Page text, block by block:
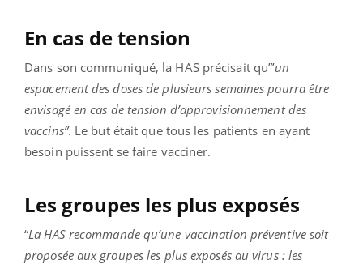
En cas de tension
Dans son communiqué, la HAS précisait qu”’un
espacement des doses de plusieurs semaines pourra être
envisagé en cas de tension d’approvisionnement des
vaccins”. Le but était que tous les patients en ayant
besoin puissent se faire vacciner.
Les groupes les plus exposés
“La HAS recommande qu’une vaccination préventive soit
proposée aux groupes les plus exposés au virus : les